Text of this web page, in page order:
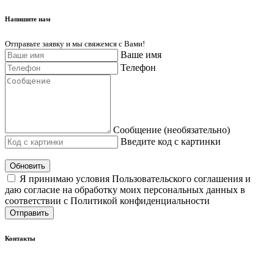
Напишите нам
Отправьте заявку и мы свяжемся с Вами!
Ваше имя
Телефон
Сообщение (необязательно)
Введите код с картинки
Обновить
Я принимаю условия Пользовательского соглашения и
даю согласие на обработку моих персональных данных в
соответствии с Политикой конфиденциальности
Отправить
Контакты